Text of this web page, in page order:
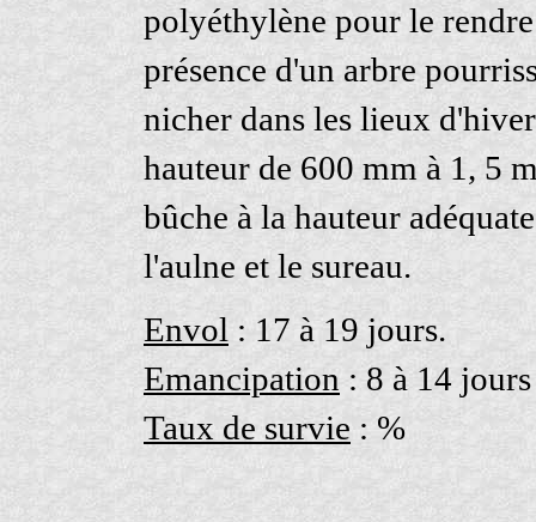
polyéthylène pour le
présence d'un arbre
nicher dans les lieux
hauteur de 600 mm à 1, 5
bûche à la hauteur
l'aulne et le sureau.
Envol : 17 à 19 jours.
Emancipation : 8 à 14
Taux de survie : %